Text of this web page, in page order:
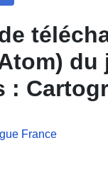
du
:
sur la
France